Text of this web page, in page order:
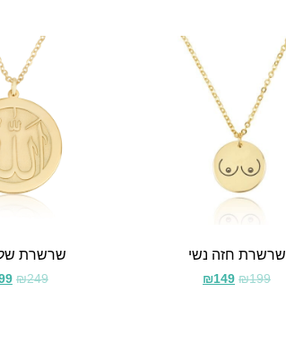
שרשרת חזה נשי
₪199
₪149
שרשרת
₪249